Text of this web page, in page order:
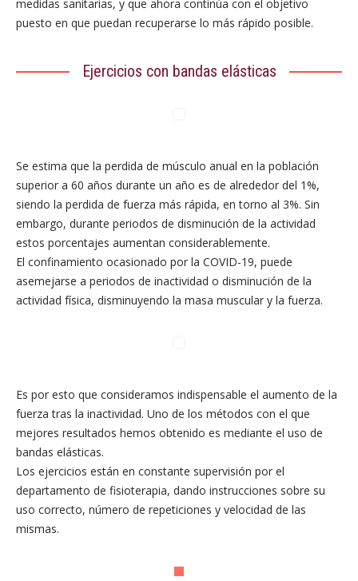
medidas sanitarias, y que ahora continúa con el objetivo
puesto en que puedan recuperarse lo más rápido posible.
Ejercicios con bandas elásticas
Se estima que la perdida de músculo anual en la población
superior a 60 años durante un año es de alrededor del 1%,
siendo la perdida de fuerza más rápida, en torno al 3%. Sin
embargo, durante periodos de disminución de la actividad
estos porcentajes aumentan considerablemente.
El confinamiento ocasionado por la COVID-19, puede
asemejarse a periodos de inactividad o disminución de la
actividad física, disminuyendo la masa muscular y la fuerza.
Es por esto que consideramos indispensable el aumento de la
fuerza tras la inactividad. Uno de los métodos con el que
mejores resultados hemos obtenido es mediante el uso de
bandas elásticas.
Los ejercicios están en constante supervisión por el
departamento de fisioterapia, dando instrucciones sobre su
uso correcto, número de repeticiones y velocidad de las
mismas.